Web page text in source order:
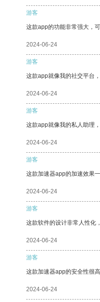
游客
这款app的功能非常强大，
2024-06-24
游客
这款app就像我的社交平台
2024-06-24
游客
这款app就像我的私人助理
2024-06-24
游客
这款加速器app的加速效果
2024-06-24
游客
这款软件的设计非常人性化
2024-06-24
游客
这款加速器app的安全性很
2024-06-24